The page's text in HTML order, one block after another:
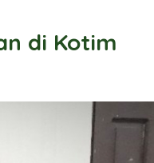
di Kotim